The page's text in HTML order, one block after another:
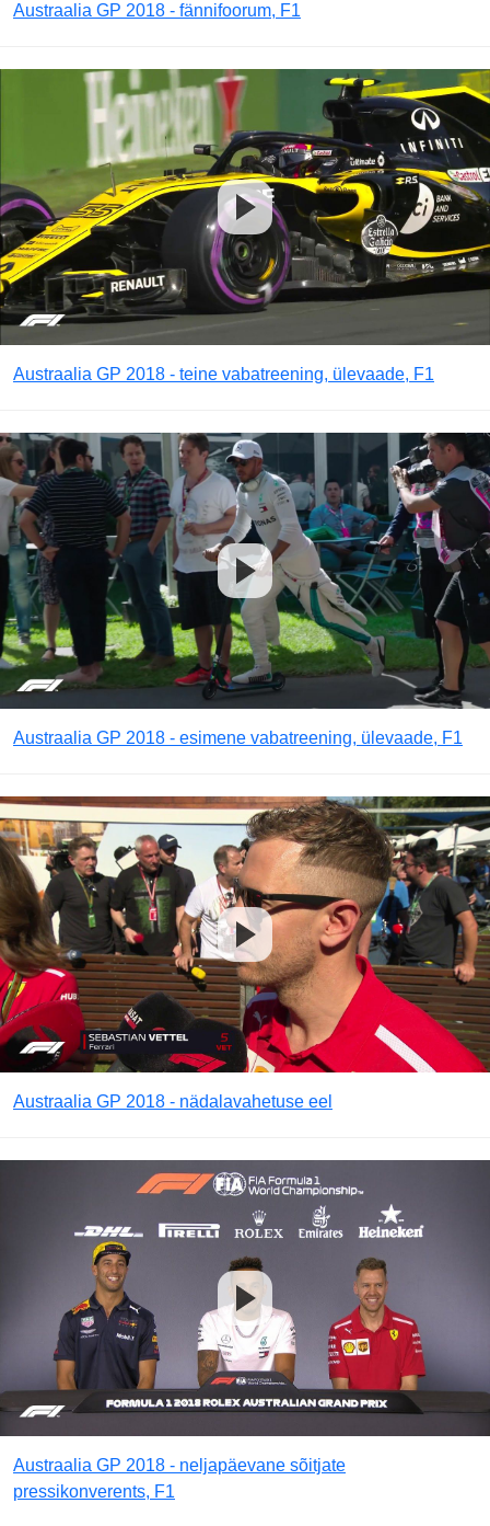
Austraalia GP 2018 - fännifoorum, F1
Austraalia GP 2018 - teine vabatreening, ülevaade, F1
Austraalia GP 2018 - esimene vabatreening, ülevaade, F1
Austraalia GP 2018 - nädalavahetuse eel
Austraalia GP 2018 - neljapäevane sõitjate
pressikonverents, F1